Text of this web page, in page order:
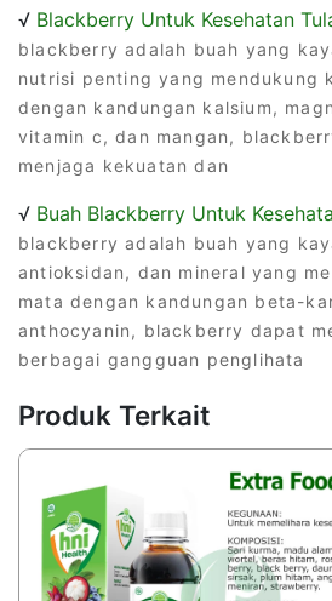
√ Blackberry Untuk Kesehatan
blackberry adalah buah yang
nutrisi penting yang mendukung
dengan kandungan kalsium,
vitamin c, dan mangan,
menjaga kekuatan dan
√ Buah Blackberry Untuk
blackberry adalah buah yang
antioksidan, dan mineral yang
mata dengan kandungan beta-
anthocyanin, blackberry dapat
berbagai gangguan penglihata
Produk Terkait